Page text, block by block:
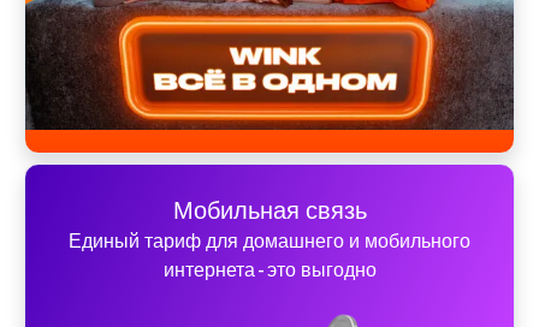
Мобильная связь
Единый тариф для домашнего и мобильного
интернета - это выгодно